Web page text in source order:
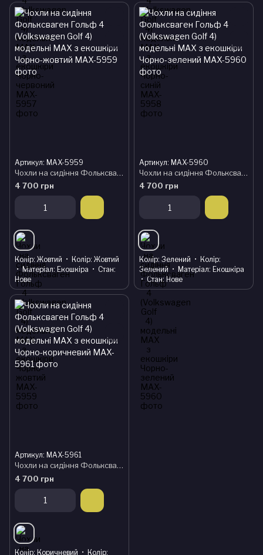
Артикул: MAX-5959
Чохли на сидіння Фольксваген Гольф 4 (Volkswagen Golf 4) модельні MAX з екошкіри Чорно-жовтий
4 700 грн
Колір Жовтий Колір Жовтий
Матеріал Екошкіра
Стан
Нове
Артикул: MAX-5960
Чохли на сидіння Фольксваген Гольф 4 (Volkswagen Golf 4) модельні MAX з екошкіри Чорно-зелений
4 700 грн
Колір Зелений
Колір
Зелений
Матеріал Екошкіра
Стан Нове
Артикул: MAX-5961
Чохли на сидіння Фольксваген Гольф 4 (Volkswagen Golf 4) модельні MAX з екошкіри Чорно-коричневий
4 700 грн
Колір Коричневий Колір